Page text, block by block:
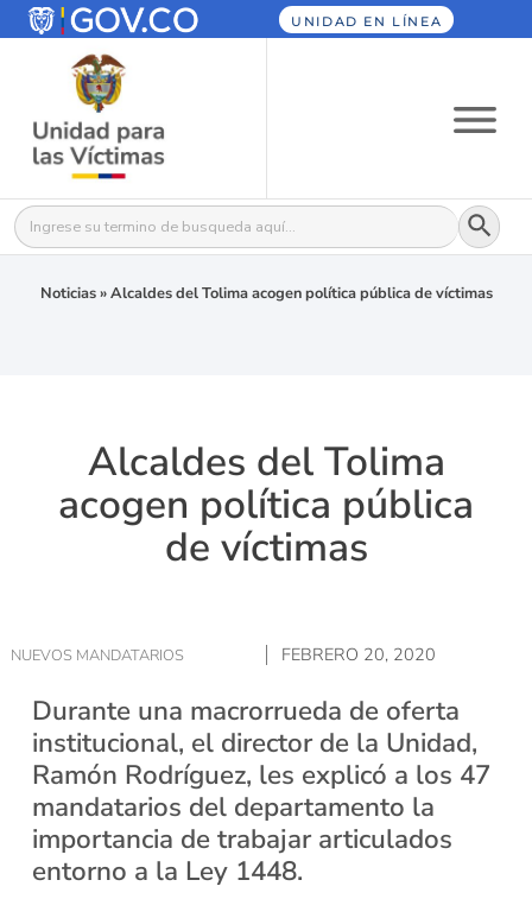
UNIDAD EN LÍNEA
Buscar: Botón
Noticias»Alcaldes del Tolima acogen política pública de víctimas
Alcaldes del Tolima
acogen política pública
de víctimas
NUEVOS MANDATARIOS FEBRERO 20, 2020
Durante una macrorrueda de oferta
institucional, el director de la Unidad,
Ramón Rodríguez, les explicó a los 47
mandatarios del departamento la
importancia de trabajar articulados
entorno a la Ley 1448.